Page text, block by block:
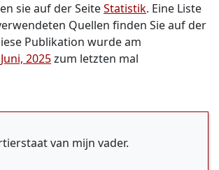
sie auf der SeiteStatistik. Eine Liste
Quellen finden Sie auf der
Publikation wurde am
2025zum letzten mal
van mijn vader.